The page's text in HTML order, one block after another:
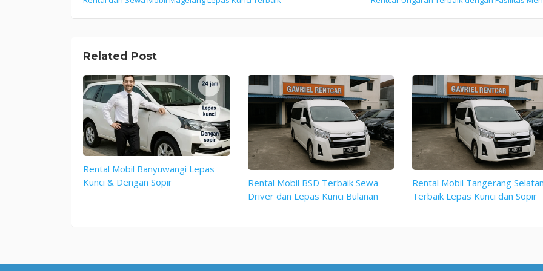
navigation
Related Post
Rental Mobil Banyuwangi Lepas
Kunci & Dengan Sopir
Rental Mobil BSD Terbaik Sewa
Driver dan Lepas Kunci Bulanan
Rental Mobil Tangerang
Terbaik Lepas Kunci dan Sopir